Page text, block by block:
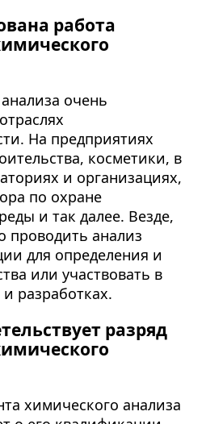
работа
очень
На предприятиях
косметики, в
и организациях,
по охране
и так далее. Везде,
проводить анализ
для определения и
или участвовать в
разработках.
разряд
химического анализа